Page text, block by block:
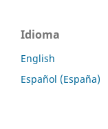
Idioma
English
Español (España)